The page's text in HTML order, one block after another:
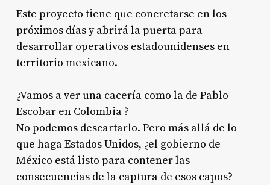
Este proyecto tiene que concretarse en los
próximos días y abrirá la puerta para
desarrollar operativos estadounidenses en
territorio mexicano.
¿Vamos a ver una cacería como la de Pablo
Escobar en Colombia ?
No podemos descartarlo. Pero más allá de lo
que haga Estados Unidos, ¿el gobierno de
México está listo para contener las
consecuencias de la captura de esos capos?